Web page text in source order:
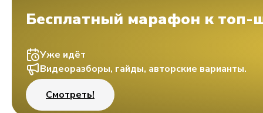
Бесплатный марафон к топ-
Уже идёт
Видеоразборы, гайды, авторские варианты.
Смотреть!